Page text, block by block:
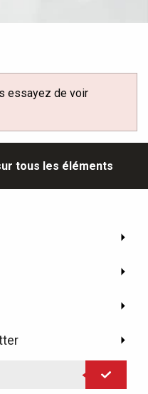
essayez de voir
tous les éléments